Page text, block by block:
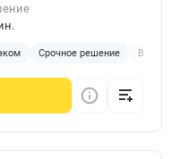
Срочное решение